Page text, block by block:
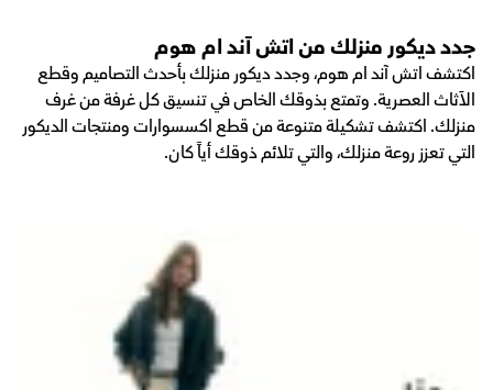
جدد ديكور منزلك من اتش آند ام هوم
اكتشف اتش آند ام هوم، وجدد ديكور منزلك بأحدث التصاميم وقطع
الآثاث العصرية. وتمتع بذوقك الخاص في تنسيق كل غرفة من غرف
منزلك. اكتشف تشكيلة متنوعة من قطع اكسسوارات ومنتجات الديكور
التي تعزز روعة منزلك، والتي تلائم ذوقك أياً كان.